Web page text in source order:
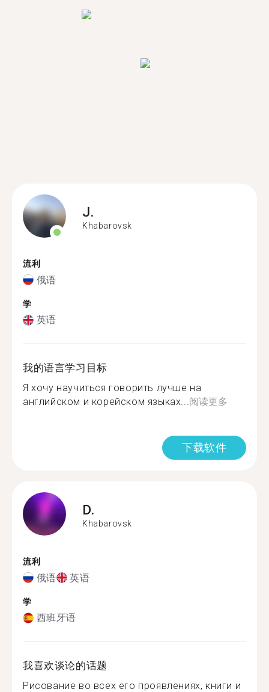
J.
Khabarovsk
流利
俄语
学
英语
我的语言学习目标
Я хочу научиться говорить лучше на
английском и корейском языках...阅读更多
下载软件
D.
Khabarovsk
流利
俄语 英语
学
西班牙语
我喜欢谈论的话题
Рисование во всех его проявлениях, книги и